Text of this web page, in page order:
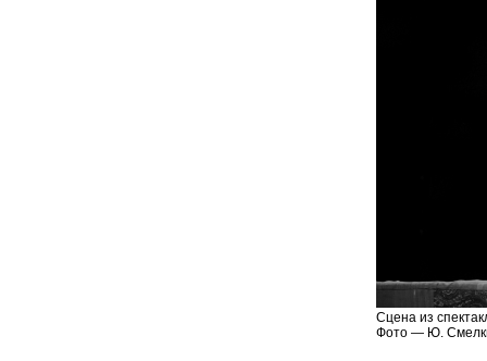
Сцена из
Фото — Ю.